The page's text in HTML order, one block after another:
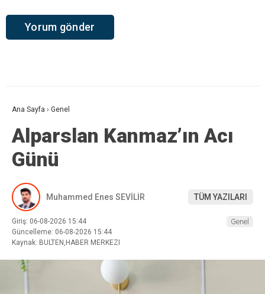
Ana Sayfa › Genel
Alparslan Kanmaz’ın Acı
Günü
Muhammed Enes SEVİLİR TÜM YAZILARI
Giriş: 06-08-2026 15:44
Güncelleme: 06-08-2026 15:44
Kaynak: BULTEN,HABER MERKEZI
Genel